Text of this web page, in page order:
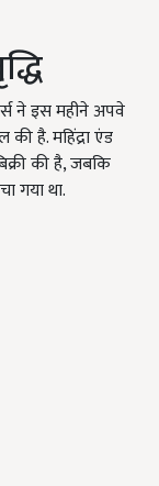
ने इस महीने अपवे
की है. महिंद्रा एंड
की है, जबकि
गया था.